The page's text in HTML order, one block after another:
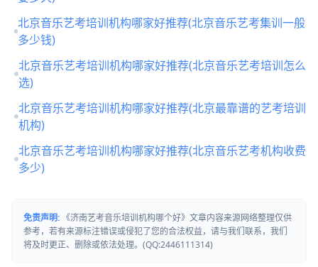
北京音乐艺考培训机构哪家好推荐(北京音乐艺考集训一般
多少钱)
北京音乐艺考培训机构哪家好推荐(北京音乐艺考培训怎么
选)
北京音乐艺考培训机构哪家好推荐(北京最靠谱的艺考培训
机构)
北京音乐艺考培训机构哪家好推荐(北京音乐艺考机构收费
多少)
免责声明: 《济南艺考音乐培训机构哪个好》文章内容来源网络整理仅供
参考，若有来源标注错误或侵犯了您的合法权益，请与我们联系，我们
将及时更正、删除或依法处理。(QQ:2446111314)